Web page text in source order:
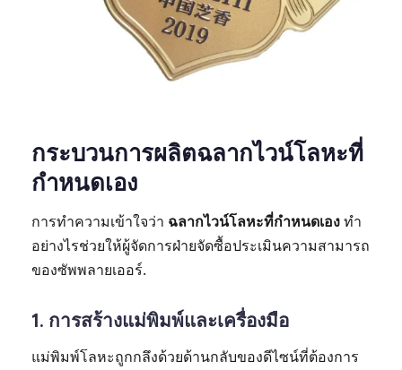
กระบวนการผลิตฉลากไวน์โลหะที่
กำหนดเอง
การทำความเข้าใจว่า ฉลากไวน์โลหะที่กำหนดเองทำ
อย่างไรช่วยให้ผู้จัดการฝ่ายจัดซื้อประเมินความสามารถ
ของซัพพลายเออร์.
1. การสร้างแม่พิมพ์และเครื่องมือ
แม่พิมพ์โลหะถูกกลึงด้วยด้านกลับของดีไซน์ที่ต้องการ